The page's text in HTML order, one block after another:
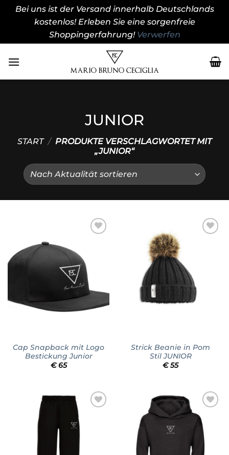
Bei uns ist der Versand innerhalb Deutschlands
kostenlos! Erleben Sie eine sorgenfreie
Shoppingerfahrung! Verwerfen
Inhalt
JUNIOR
START / PRODUKTE VERSCHLAGWORTET MIT
„JUNIOR“
Cap Snapback mit Logo
Bestickung Junior
€65
Strick Beanie in Pom
Stil JUNIOR
€55
Add to
wishlist